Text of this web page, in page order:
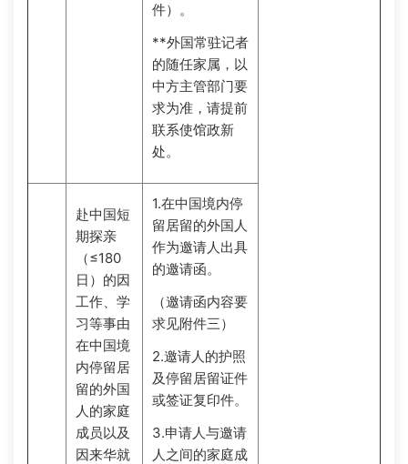
件）。
**外国常驻记者
的随任家属，以
中方主管部门要
求为准，请提前
联系使馆政新
处。
赴中国短
期探亲
（≤180
日）的因
工作、学
习等事由
在中国境
内停留居
留的外国
人的家庭
成员以及
因来华就
1.在中国境内停
留居留的外国人
作为邀请人出具
的邀请函。
（邀请函内容要
求见附件三）
2.邀请人的护照
及停留居留证件
或签证复印件。
3.申请人与邀请
人之间的家庭成